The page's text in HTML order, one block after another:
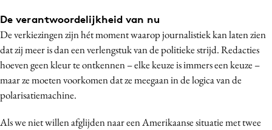
De verantwoordelijkheid van nu
De verkiezingen zijn hét moment waarop journalistiek kan laten zien
dat zij meer is dan een verlengstuk van de politieke strijd. Redacties
hoeven geen kleur te ontkennen – elke keuze is immers een keuze –
maar ze moeten voorkomen dat ze meegaan in de logica van de
polarisatiemachine.
Als we niet willen afglijden naar een Amerikaanse situatie met twee